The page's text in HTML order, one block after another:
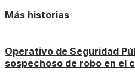
Más historias
Operativo de Seguridad
sospechoso de robo en el